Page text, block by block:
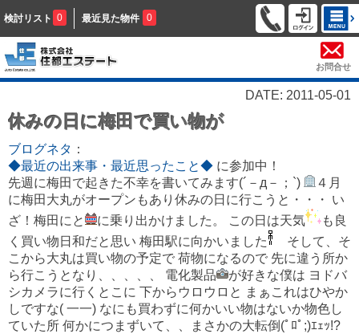
検討リスト 0 最近見た物件 0
お問合せ
DATE: 2011-05-01
休みの日に梅田で買い物が
ブログネタ ：
◆最近の出来事・最近思ったこと◆ に参加中！
先週に梅田で起きた不幸を書いてみます(´－д－；`)
４月
に梅田大丸がオープンもあり休みの日に行こうと・・・ い
ざ！梅田にと
に乗り出かけました。 この日は天気
も良
く買い物日和だと思い 梅田駅に向かいました
そして、そ
こから大丸は買い物の予定で 荷物になるので 先に違う所か
ら行こうとなり、、、、、 電化製品
が好きな僕は ヨドバ
シカメラに行くとこに 下からウロウロと まぁこれはひやか
しですな( 一一) なにも買わずに何かいい物はないか物色し
ていた所 何かにつまずいて、、まさかの大転倒(ﾟﾛﾟ;)ｴｪｯ!?